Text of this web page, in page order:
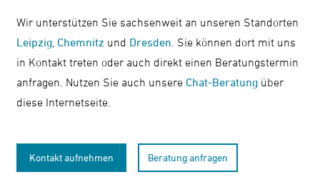
Wir unterstützen Sie sachsenweit an unseren Standorten
Leipzig Chemnitz und Dresden . Sie können dort mit uns
in Kontakt treten oder auch direkt einen Beratungstermin
anfragen. Nutzen Sie auch unsere Chat-Beratung über
diese Internetseite.
Kontakt aufnehmen Beratung anfragen